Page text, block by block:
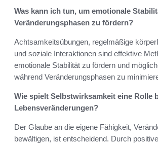
Was kann ich tun, um emotionale
Veränderungsphasen zu fördern?
Achtsamkeitsübungen, regelmäßige
und soziale Interaktionen sind effektive
emotionale Stabilität zu fördern und
während Veränderungsphasen zu
Wie spielt Selbstwirksamkeit eine Rolle
Lebensveränderungen?
Der Glaube an die eigene Fähigkeit,
bewältigen, ist entscheidend. Durch